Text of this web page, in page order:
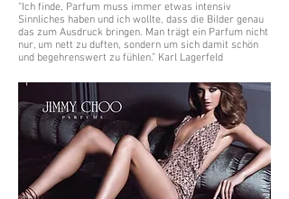
“Ich finde, Parfum muss immer etwas intensiv
Sinnliches haben und ich wollte, dass die Bilder genau
das zum Ausdruck bringen. Man trägt ein Parfum nicht
nur, um nett zu duften, sondern um sich damit schön
und begehrenswert zu fühlen.” Karl Lagerfeld